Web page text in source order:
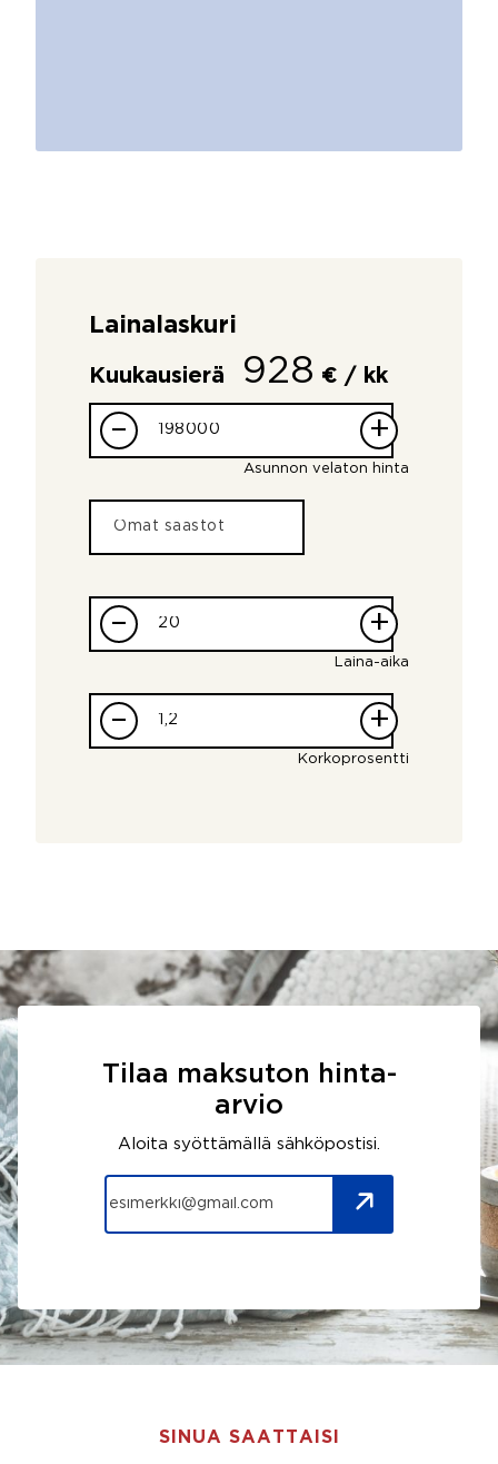
Lainalaskuri
Kuukausierä 928 € / kk
– +
Asunnon velaton hinta
– +
Laina-aika
– +
Korkoprosentti
Tilaa maksuton hinta-
arvio
Aloita syöttämällä sähköpostisi.
SINUA SAATTAISI